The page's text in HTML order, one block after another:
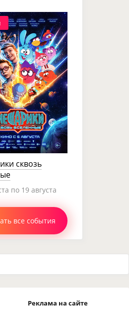
сквозь
по 19 августа
все события
Реклама на сайте